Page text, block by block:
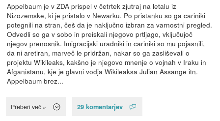
Appelbaum je v ZDA prispel v četrtek zjutraj na letalu iz
Nizozemske, ki je pristalo v Newarku. Po pristanku so ga cariniki
potegnili na stran, češ da je naključno izbran za varnostni pregled.
Odvedli so ga v sobo in preiskali njegovo prtljago, vključujoč
njegov prenosnik. Imigracijski uradniki in cariniki so mu pojasnili,
da ni aretiran, marveč le pridržan, nakar so ga zasliševali o
projektu Wikileaks, kakšno je njegovo mnenje o vojnah v Iraku in
Afganistanu, kje je glavni vodja Wikileaksa Julian Assange itn.
Appelbaum brez...
Preberi več » 29 komentarjev